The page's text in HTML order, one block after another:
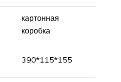
картонная
коробка
390*115*155